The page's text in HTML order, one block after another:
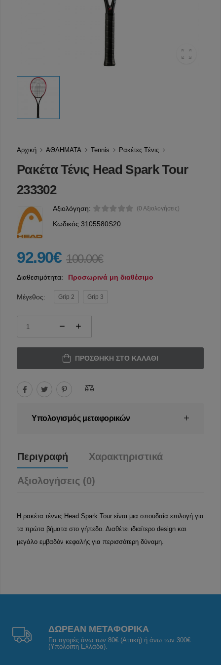
Αρχική ΑΘΛΗΜΑΤΑ Tennis Ρακέτες Tένις
Ρακέτα Τένις Head Spark Tour
233302
Αξιολόγηση: (0 Αξιολογήσεις)
Κωδικός 3105580S20
92.90€ 100.00€
Διαθεσιμότητα: Προσωρινά μη διαθέσιμο
Μέγεθος: Grip 2 Grip 3
ΠΡΟΣΘΉΚΗ ΣΤΟ ΚΑΛΆΘΙ
Υπολογισμός μεταφορικών
Περιγραφή Χαρακτηριστικά
Αξιολογήσεις (0)
Η ρακέτα τέννις Head Spark Tour είναι μια σπουδαία επιλογή για
τα πρώτα βήματα στο γήπεδο. Διαθέτει ιδιαίτερο design και
μεγάλο εμβαδόν κεφαλής για περισσότερη δύναμη.
ΔΩΡΕΑΝ ΜΕΤΑΦΟΡΙΚΑ
Για αγορές άνω των 80€ (Αττική) ή άνω των 300€
(Υπόλοιπη Ελλάδα).